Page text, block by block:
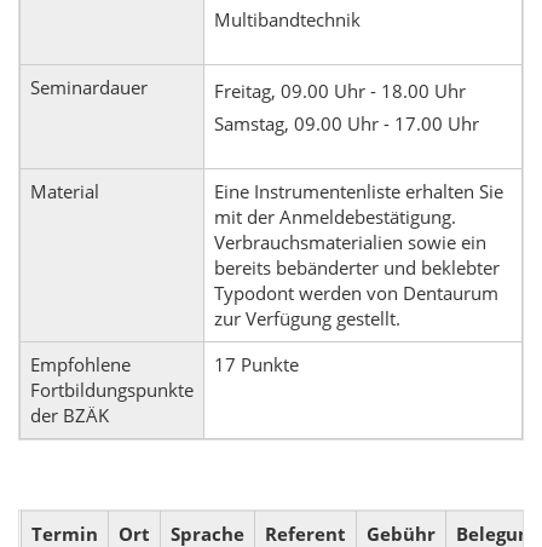
Multibandtechnik
Seminardauer
Freitag, 09.00 Uhr - 18.00 Uhr
Samstag, 09.00 Uhr - 17.00 Uhr
Material
Eine Instrumentenliste erhalten Sie
mit der Anmeldebestätigung.
Verbrauchsmaterialien sowie ein
bereits bebänderter und beklebter
Typodont werden von Dentaurum
zur Verfügung gestellt.
Empfohlene
Fortbildungspunkte
der BZÄK
17 Punkte
Termin Ort Sprache Referent Gebühr Belegung